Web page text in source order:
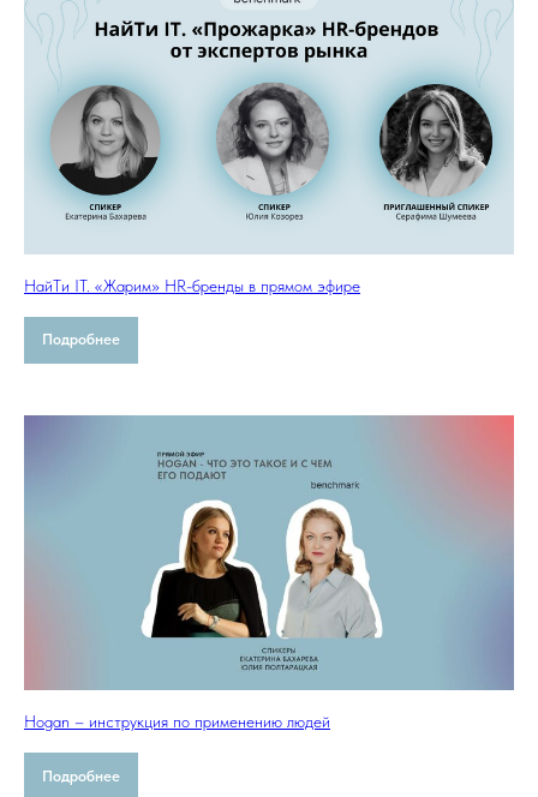
НайTи IT. «Жарим» HR-бренды в прямом эфире
Подробнее
Hogan – инструкция по применению людей
Подробнее